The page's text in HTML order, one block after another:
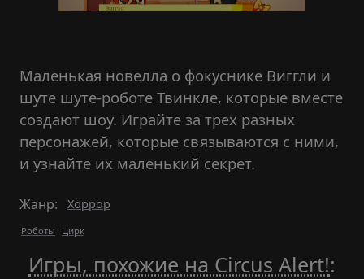
Маленькая новелла о фокуснике Виггли и
шуте шуте-роботе Твинкле, которые вместе
создают шоу. Играйте за трех разных
персонажей, которые связываются с ними,
и узнайте их маленький секрет.
Жанр: Хоррор
Роботы Цирк
Игры, похожие на Circus Alert!: